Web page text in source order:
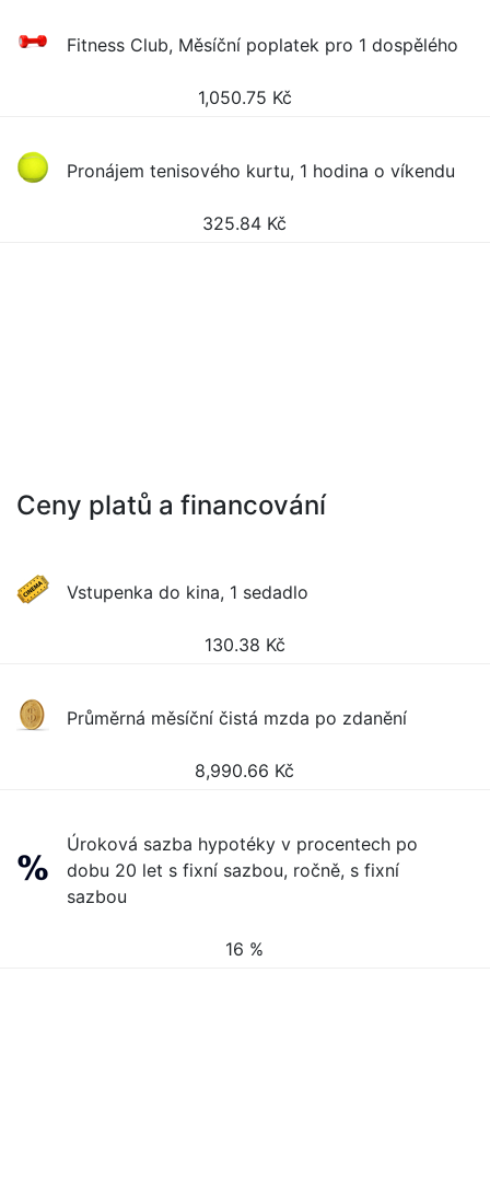
Fitness Club, Měsíční poplatek pro 1 dospělého
1,050.75 Kč
Pronájem tenisového kurtu, 1 hodina o víkendu
325.84 Kč
Ceny platů a financování
Vstupenka do kina, 1 sedadlo
130.38 Kč
Průměrná měsíční čistá mzda po zdanění
8,990.66 Kč
Úroková sazba hypotéky v procentech po
dobu 20 let s fixní sazbou, ročně, s fixní
sazbou
16 %